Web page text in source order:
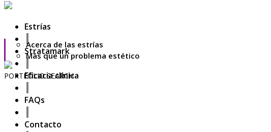
PORTFOLIO SEARCH
November
Hello world!
Estrías
Acerca de las estrías
Más que un problema estético
Stratamark
Eficacia clínica
FAQs
Contacto